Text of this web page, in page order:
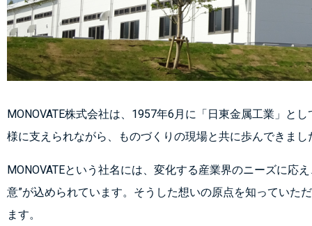
MONOVATE株式会社は、1957年6月に「日東金属工業」と
様に支えられながら、ものづくりの現場と共に歩んできま
MONOVATEという社名には、変化する産業界のニーズに応
意”が込められています。そうした想いの原点を知っていた
ます。